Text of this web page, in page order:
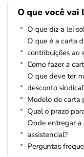
O que você
O que diz a lei
O que é a carta
contribuições ao
Como fazer a
O que deve ter
desconto
Modelo de carta
Qual o prazo
Onde entregar a
assistencial?
Perguntas